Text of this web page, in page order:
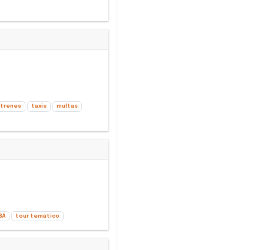
trenes taxis multas
BA tour temático